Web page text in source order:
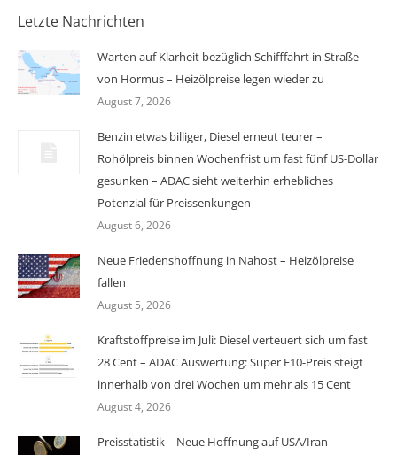
Letzte Nachrichten
Warten auf Klarheit bezüglich Schifffahrt in Straße
von Hormus – Heizölpreise legen wieder zu
August 7, 2026
Benzin etwas billiger, Diesel erneut teurer –
Rohölpreis binnen Wochenfrist um fast fünf US-Dollar
gesunken – ADAC sieht weiterhin erhebliches
Potenzial für Preissenkungen
August 6, 2026
Neue Friedenshoffnung in Nahost – Heizölpreise
fallen
August 5, 2026
Kraftstoffpreise im Juli: Diesel verteuert sich um fast
28 Cent – ADAC Auswertung: Super E10-Preis steigt
innerhalb von drei Wochen um mehr als 15 Cent
August 4, 2026
Preisstatistik – Neue Hoffnung auf USA/Iran-